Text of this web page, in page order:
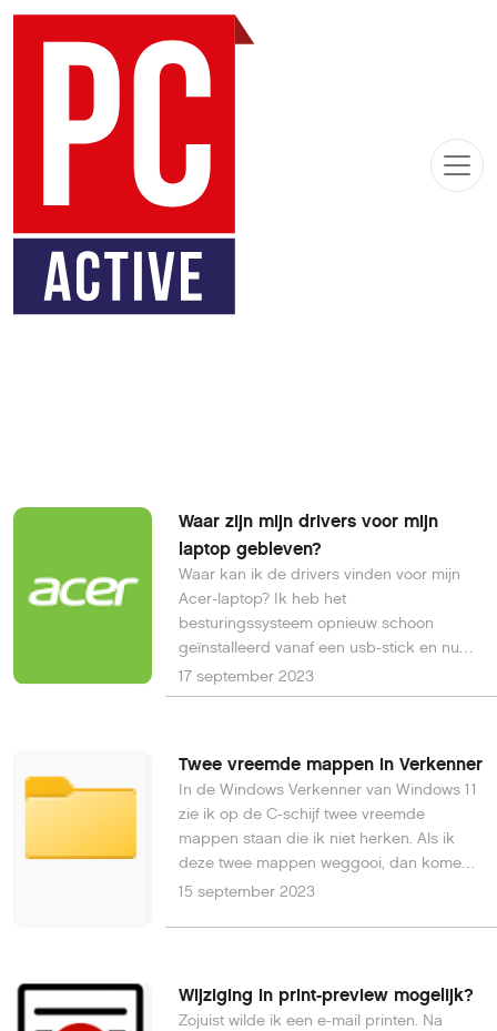
Waar zijn mijn drivers voor mijn
laptop gebleven?
Waar kan ik de drivers vinden voor mijn
Acer-laptop? Ik heb het
besturingssysteem opnieuw schoon
geïnstalleerd vanaf een usb-stick en nu
ontbreken er nogal wat drivers. Cees van
B.
17 september 2023
Twee vreemde mappen in Verkenner
In de Windows Verkenner van Windows 11
zie ik op de C-schijf twee vreemde
mappen staan die ik niet herken. Als ik
deze twee mappen weggooi, dan komen
ze vanzelf weer terug; met een iets andere
15 september 2023
Wijziging in print-preview mogelijk?
Zojuist wilde ik een e-mail printen. Na